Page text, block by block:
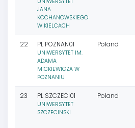
JANA
KOCHANOWSKIEGO
W KIELCACH
22 PL POZNAN01
UNIWERSYTET IM.
ADAMA
MICKIEWICZA W
POZNANIU
Poland
23 PL SZCZECI01
UNIWERSYTET
SZCZECINSKI
Poland